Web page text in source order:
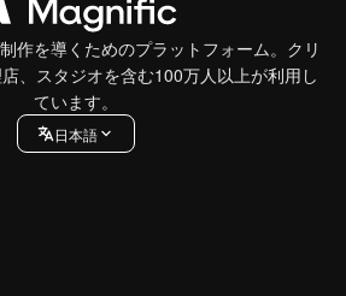
作を導くためのプラットフォーム。クリ
、スタジオを含む100万人以上が利用し
ています。
日本語